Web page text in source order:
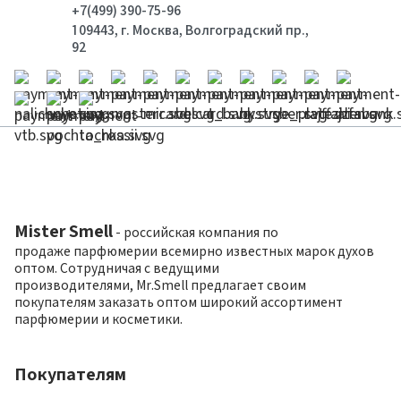
+7(499) 390-75-96
109443, г. Москва, Волгоградский пр.,
92
Mister Smell - российская компания по
продаже парфюмерии всемирно известных марок духов
оптом. Сотрудничая с ведущими
производителями, Mr.Smell предлагает своим
покупателям заказать оптом широкий ассортимент
парфюмерии и косметики.
Покупателям